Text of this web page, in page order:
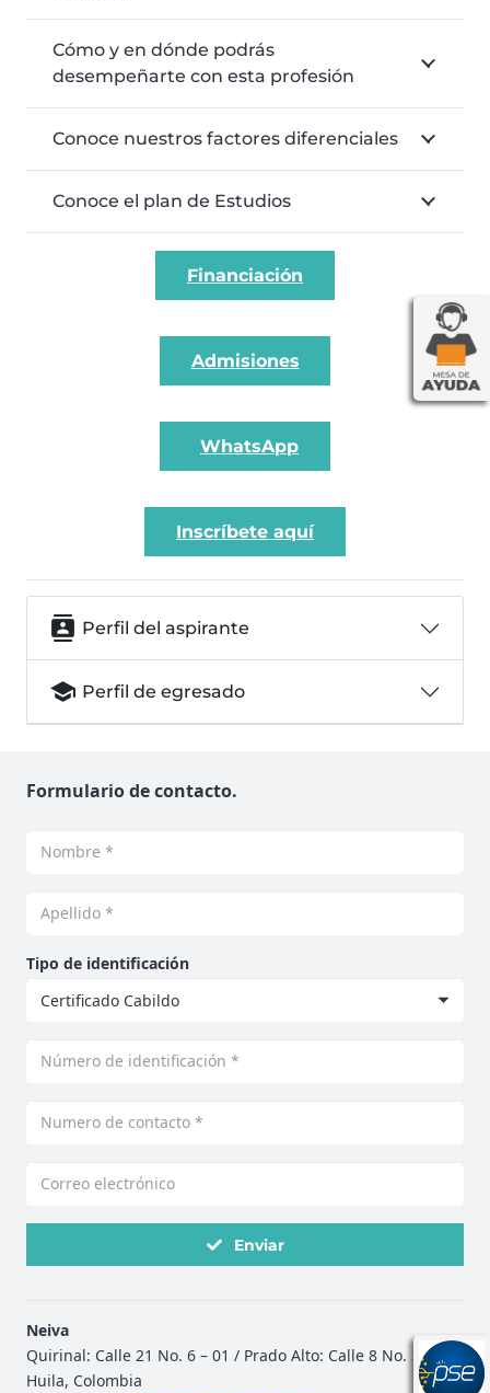
Formulario de contacto.
Tipo de identificación
Enviar
Neiva
Quirinal: Calle 21 No. 6 – 01 / Prado Alto: Calle 8 No. 32 – 49
Huila, Colombia
Cómo y en dónde podrás
desempeñarte con esta profesión
Conoce nuestros factores diferenciales
Conoce el plan de Estudios
Financiación
Admisiones
WhatsApp
Inscríbete aquí
contacts Perfil del aspirante
school Perfil de egresado